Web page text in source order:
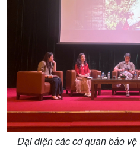
Tin Chính trị
Chính phủ với người dân
Quốc hội với cử tri
Xây dựng đảng
Đảng trong cuộc sống
Nhận diện sự thật
Đại diện các cơ quan bảo vệ